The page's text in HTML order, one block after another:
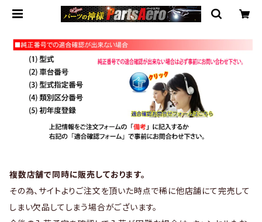
複数店舗で同時に販売しております。
その為、サイトよりご注文を頂いた時点で稀に他店舗にて完売して
しまい欠品してしまう場合がございます。